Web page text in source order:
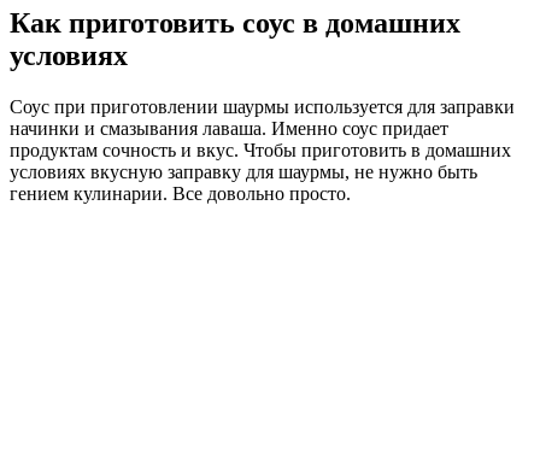
Как приготовить соус в домашних
условиях
Соус при приготовлении шаурмы используется для заправки
начинки и смазывания лаваша. Именно соус придает
продуктам сочность и вкус. Чтобы приготовить в домашних
условиях вкусную заправку для шаурмы, не нужно быть
гением кулинарии. Все довольно просто.